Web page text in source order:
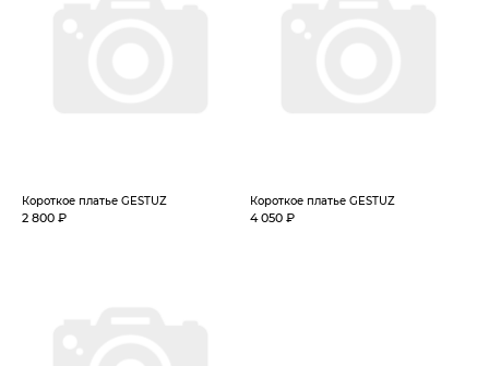
Короткое платье GESTUZ
2 800 ₽
Короткое платье GESTUZ
4 050 ₽